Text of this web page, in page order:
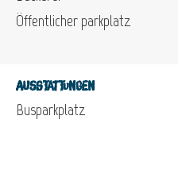
Öffentlicher parkplatz
Ausstattungen
Busparkplatz